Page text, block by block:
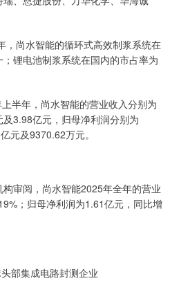
尚水智能的循环式高效制浆系统在
锂电池制浆系统在国内的市占率为
年，尚水智能的营业收入分别为
3.98亿元，归母净利润分别为
元及9370.62万元。
审阅，尚水智能2025年全年的营业
；归母净利润为1.61亿元，同比增
部集成电路封测企业